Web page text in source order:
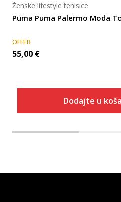
Puma Puma Palermo Moda
Ženske lifestyle tenisice
OFFER
55,00 €
Dodajte u